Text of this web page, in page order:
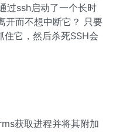
过ssh启动了一个长时
开而不想中断它？ 只要
它，然后杀死SSH会
获取进程并将其附加